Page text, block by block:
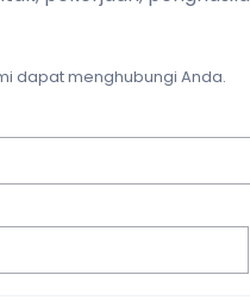
dapat menghubungi Anda.